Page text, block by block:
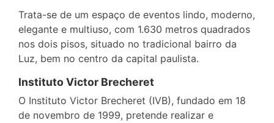
Trata-se de um espaço de eventos lindo, moderno,
elegante e multiuso, com 1.630 metros quadrados
nos dois pisos, situado no tradicional bairro da
Luz, bem no centro da capital paulista.
Instituto Victor Brecheret
O Instituto Victor Brecheret (IVB), fundado em 18
de novembro de 1999, pretende realizar e